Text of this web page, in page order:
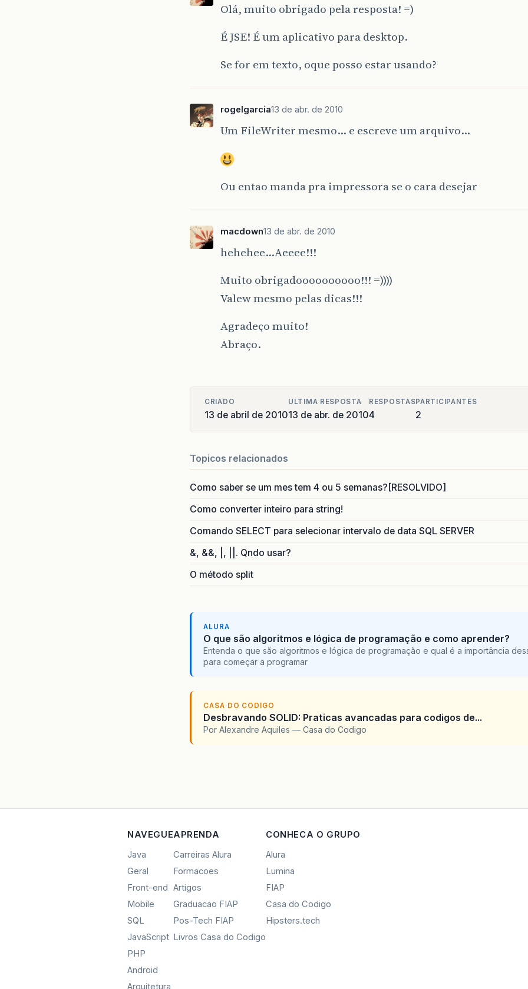
Olá, muito obrigado pela resposta! =)
É JSE! É um aplicativo para desktop.
Se for em texto, oque posso estar usando?
rogelgarcia13 de abr. de 2010
Um FileWriter mesmo… e escreve um arquivo…
Ou entao manda pra impressora se o cara desejar
macdown13 de abr. de 2010
hehehee…Aeeee!!!
Muito obrigadoooooooooo!!! =))))
Valew mesmo pelas dicas!!!
Agradeço muito!
Abraço.
CRIADO
13 de abril de 2010
ULTIMA RESPOSTA
13 de abr. de 2010
RESPOSTAS
4
PARTICIPANTES
2
Topicos relacionados
Como saber se um mes tem 4 ou 5 semanas?[RESOLVIDO]
Como converter inteiro para string!
Comando SELECT para selecionar intervalo de data SQL SERVER
&, &&, |, ||. Qndo usar?
O método split
ALURA
O que são algoritmos e lógica de programação e como aprender?
Entenda o que são algoritmos e lógica de programação e qual é a importância
para começar a programar
CASA DO CODIGO
Desbravando SOLID: Praticas avancadas para codigos de...
Por Alexandre Aquiles — Casa do Codigo
NAVEGUE
Java
Geral
Front-end
Mobile
SQL
JavaScript
PHP
Android
Arquitetura
APRENDA
Carreiras Alura
Formacoes
Artigos
Graduacao FIAP
Pos-Tech FIAP
Livros Casa do Codigo
CONHECA O GRUPO
Alura
Lumina
FIAP
Casa do Codigo
Hipsters.tech